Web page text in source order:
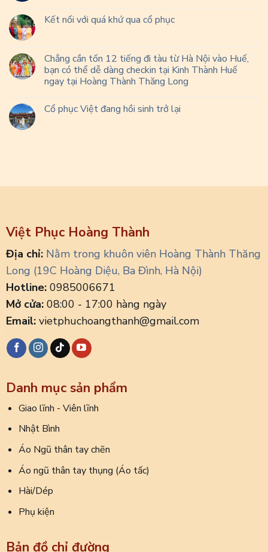
Kết nối với quá khứ qua cổ phục
Chẳng cần tốn 12 tiếng đi tàu từ Hà Nội vào Huế,
bạn có thể dễ dàng checkin tại Kinh Thành Huế
ngay tại Hoàng Thành Thăng Long
Cổ phục Việt đang hồi sinh trở lại
Việt Phục Hoàng Thành
Địa chỉ: Nằm trong khuôn viên Hoàng Thành Thăng
Long (19C Hoàng Diệu, Ba Đình, Hà Nội)
Hotline:0985006671
Mở cửa:08:00 - 17:00 hàng ngày
Email:vietphuchoangthanh@gmail.com
Danh mục sản phẩm
Giao lĩnh - Viên lĩnh
Nhật Bình
Áo Ngũ thân tay chẽn
Áo ngũ thân tay thụng (Áo tấc)
Hài/Dép
Phụ kiện
Bản đồ chỉ đường